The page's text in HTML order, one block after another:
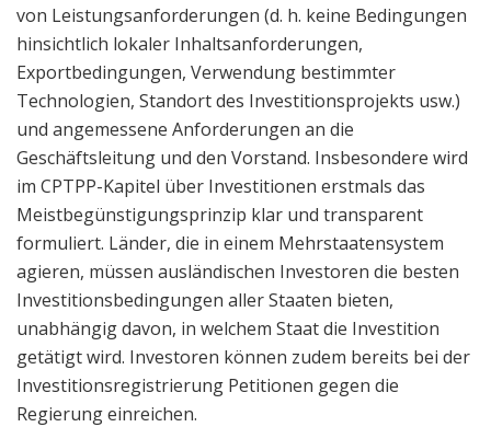
von Leistungsanforderungen (d. h. keine Bedingungen
hinsichtlich lokaler Inhaltsanforderungen,
Exportbedingungen, Verwendung bestimmter
Technologien, Standort des Investitionsprojekts usw.)
und angemessene Anforderungen an die
Geschäftsleitung und den Vorstand. Insbesondere wird
im CPTPP-Kapitel über Investitionen erstmals das
Meistbegünstigungsprinzip klar und transparent
formuliert. Länder, die in einem Mehrstaatensystem
agieren, müssen ausländischen Investoren die besten
Investitionsbedingungen aller Staaten bieten,
unabhängig davon, in welchem ​​Staat die Investition
getätigt wird. Investoren können zudem bereits bei der
Investitionsregistrierung Petitionen gegen die
Regierung einreichen.